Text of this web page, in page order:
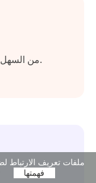
من السهل جدًا تقديم مخرجات عالية الجودة.
فهمتها